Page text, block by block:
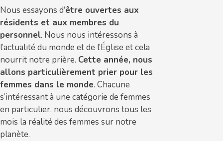
Nous essayons d’être ouvertes aux
résidents et aux membres du
personnel. Nous nous intéressons à
l’actualité du monde et de l’Église et cela
nourrit notre prière. Cette année, nous
allons particulièrement prier pour les
femmes dans le monde. Chacune
s’intéressant à une catégorie de femmes
en particulier, nous découvrons tous les
mois la réalité des femmes sur notre
planète.